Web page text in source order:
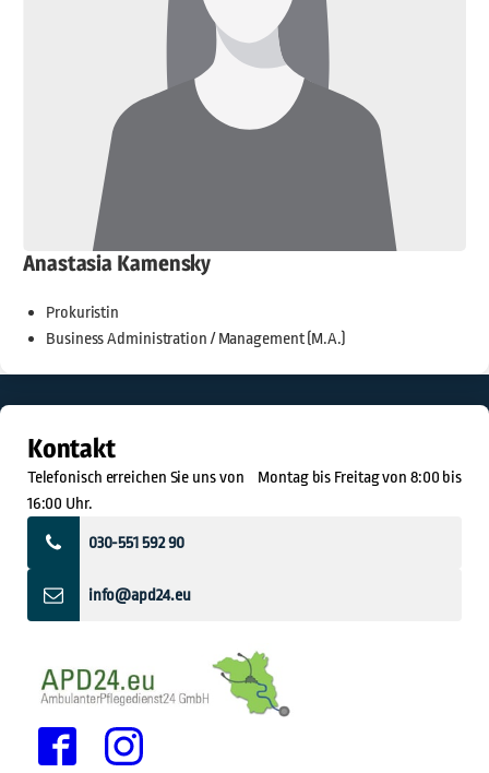
Anastasia Kamensky
Prokuristin
Business Administration / Management (M.A.)
Kontakt
Telefonisch erreichen Sie uns von Montag bis Freitag von 8:00 bis
16:00 Uhr.
030-551 592 90
info@apd24.eu